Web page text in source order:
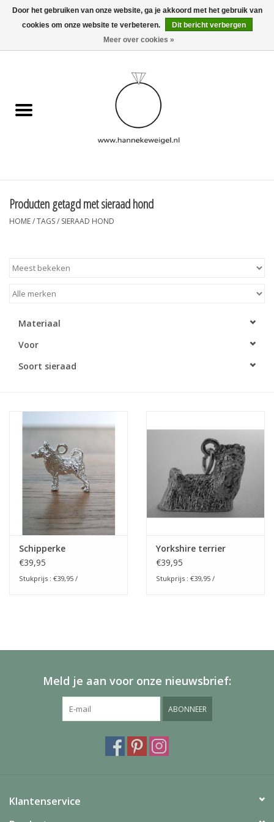
0 Artikelen - €0,00
Informatie
Producten getagd met sieraad hond
HOME/TAGS/ SIERAAD HOND
Materiaal
Voor
Soort sieraad
Schipperke
€39,95
Stukprijs : €39,95 /
Yorkshire terrier
€39,95
Stukprijs : €39,95 /
Meld je aan voor onze nieuwsbrief:
ABONNEER
Klantenservice
Door het gebruiken van onze website, ga je akkoord met het gebruik van
cookies om onze website te verbeteren.
Dit bericht verbergen
Meer over cookies »